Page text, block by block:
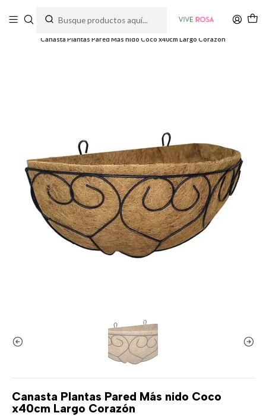
Canasta Plantas Pared Más nido Coco x40cm Largo Corazón
Canasta Plantas Pared Más nido Coco
x40cm Largo Corazón